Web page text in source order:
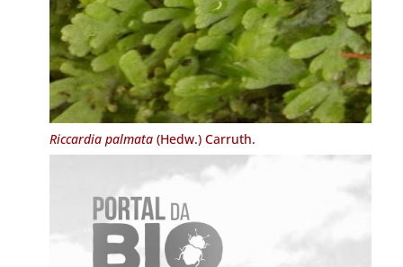
Riccardia palmata(Hedw.) Carruth.